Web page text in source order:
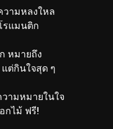
วามหลงใหล
รแมนติก
หมายถึง
ต่กินใจสุด ๆ
ามหมายในใจ
กไม้ ฟรี!